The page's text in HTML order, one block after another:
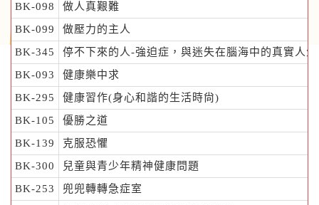
BK-098
做人真艱難
BK-099
做壓力的主人
BK-345
停不下來的人-強迫症，與迷失在腦海中的真實人生
BK-093
健康樂中求
BK-295
健康習作(身心和諧的生活時尙)
BK-105
優勝之道
BK-139
克服恐懼
BK-300
兒童與青少年精神健康問題
BK-253
兜兜轉轉急症室